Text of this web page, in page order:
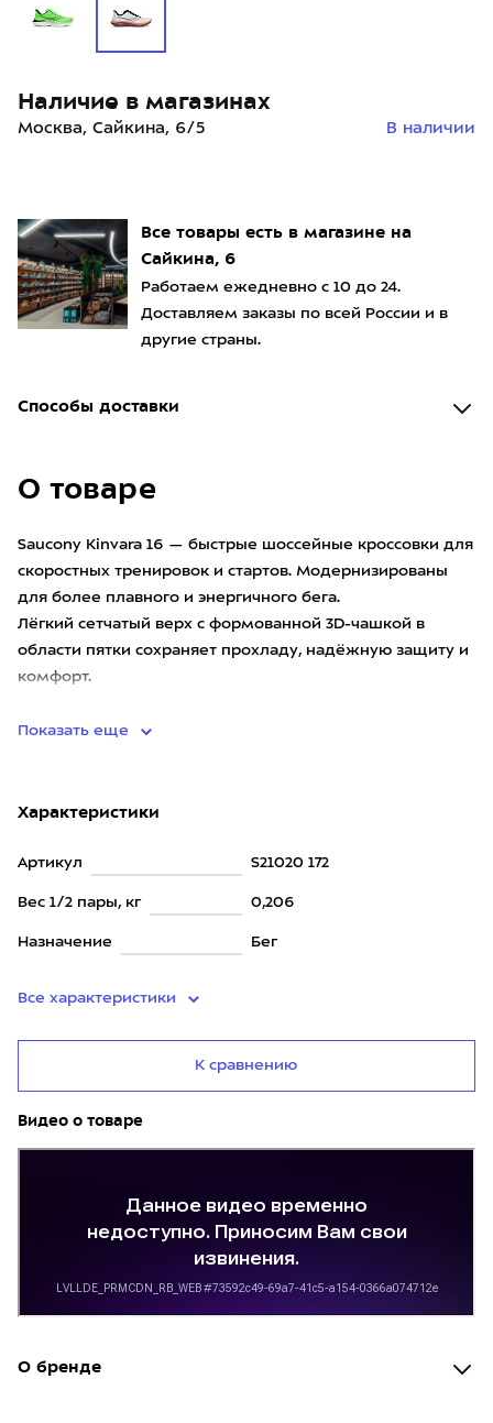
Все товары есть в магазине на
Сайкина, 6
Работаем ежедневно с 10 до 24.
Доставляем заказы по всей России и в
другие страны.
Способы доставки
О товаре
Saucony Kinvara 16 — быстрые шоссейные кроссовки для
скоростных тренировок и стартов. Модернизированы
для более плавного и энергичного бега.
Лёгкий сетчатый верх с формованной 3D-чашкой в
области пятки сохраняет прохладу, надёжную защиту и
комфорт.
Показать еще
Характеристики
Артикул S21020 172
Вес 1/2 пары, кг 0,206
Назначение Бег
Все характеристики
К сравнению
Видео о товаре
О бренде
Наличие в магазинах
Москва, Сайкина, 6/5 В наличии